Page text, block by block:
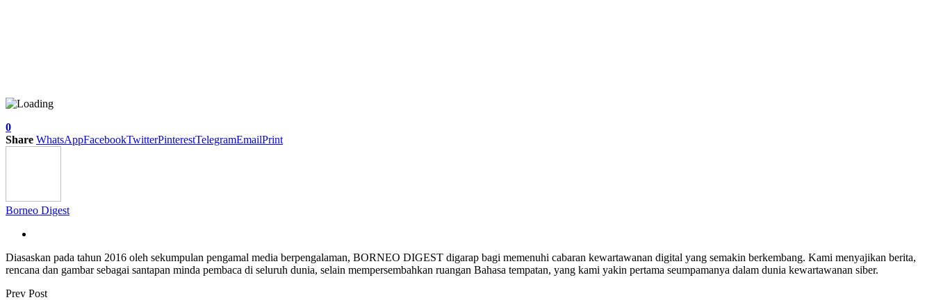
0
Share WhatsAppFacebookTwitterPinterestTelegramEmailPrint
Borneo Digest
Diasaskan pada tahun 2016 oleh sekumpulan pengamal media berpengalaman, BORNEO DIGEST digarap bagi memenuhi cabaran kewartawanan digital yang semakin berkembang. Kami menyajikan berita,
rencana dan gambar sebagai santapan minda pembaca di seluruh dunia, selain mempersembahkan ruangan Bahasa tempatan, yang kami yakin pertama seumpamanya dalam dunia kewartawanan siber.
Prev Post